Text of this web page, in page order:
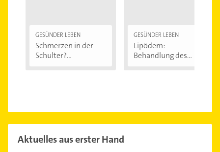
GESÜNDER LEBEN
Schmerzen in der
Schulter?
GESÜNDER LEBEN
Lipödem:
Behandlung des
Aktuelles aus erster Hand